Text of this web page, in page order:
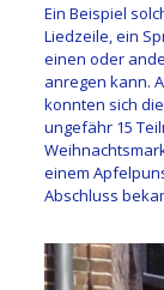
Ein Beispiel
Liedzeile, ein
einen oder
anregen kann.
konnten sich
ungefähr 15
einem
Abschluss